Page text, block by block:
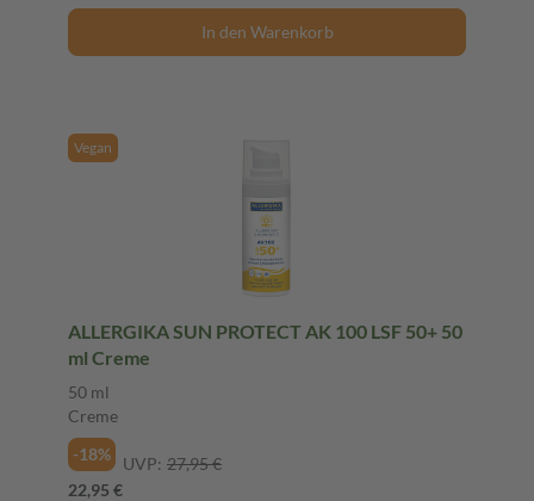
In den Warenkorb
Vegan
ALLERGIKA SUN PROTECT AK 100 LSF 50+ 50
ml Creme
50 ml
Creme
-18%
UVP: 27,95 €
22,95 €